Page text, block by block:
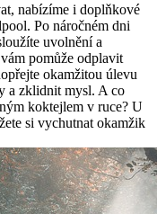
nabízíme i doplňkové
Po náročném dni
uvolnění a
pomůže odplavit
okamžitou úlevu
a zklidnit mysl. A co
koktejlem v ruce? U
si vychutnat okamžik